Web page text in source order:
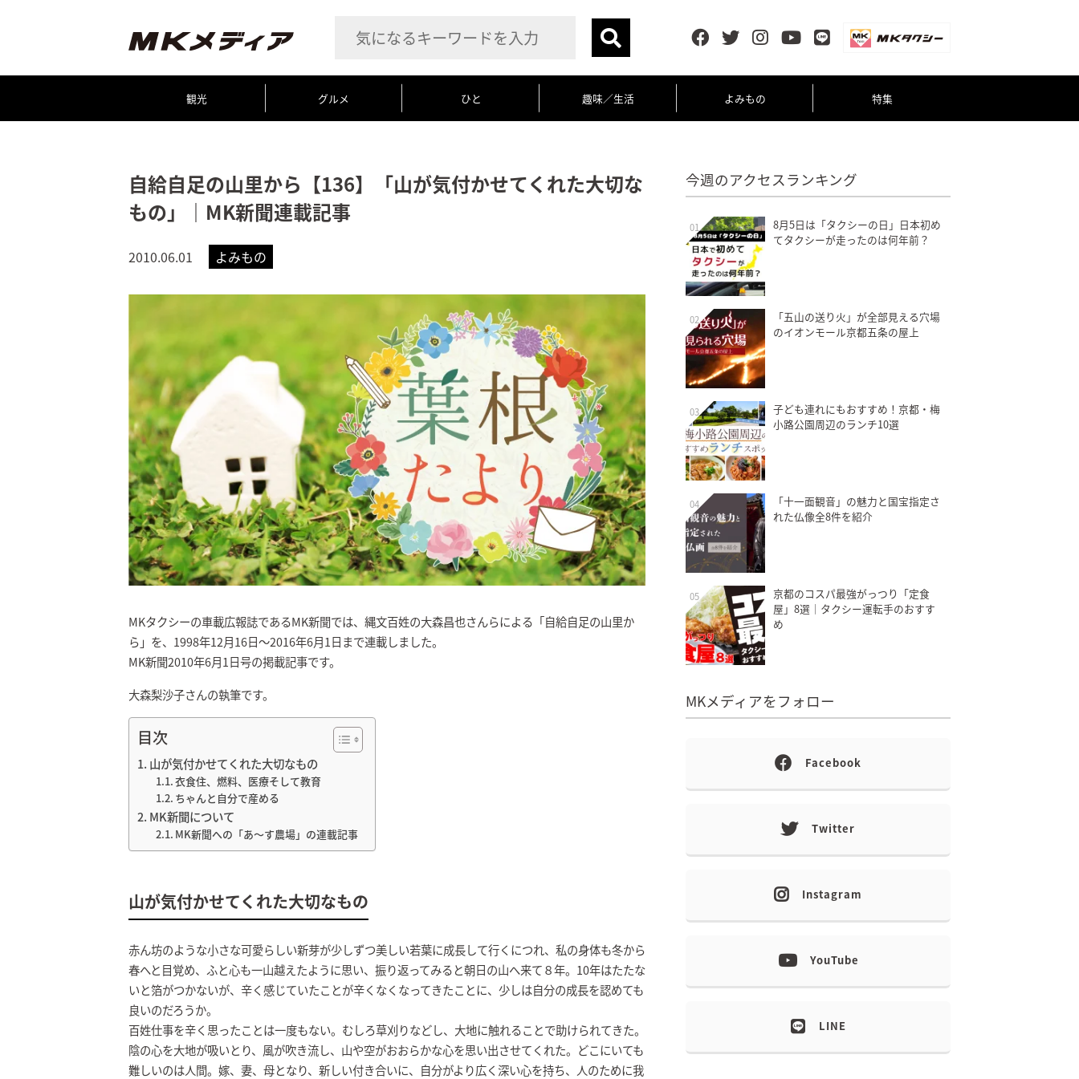
観光 グルメ ひと 趣味／生活 よみもの 特集
自給自足の山里から【136】「山が気付かせてくれた大切な
もの」｜MK新聞連載記事
2010.06.01 よみもの
MKタクシーの車載広報誌であるMK新聞では、縄文百姓の大森昌也さんらによる「自給自足の山里か
ら」を、1998年12月16日～2016年6月1日まで連載しました。
MK新聞2010年6月1日号の掲載記事です。
大森梨沙子さんの執筆です。
目次
山が気付かせてくれた大切なもの
衣食住、燃料、医療そして教育
ちゃんと自分で産める
MK新聞について
MK新聞への「あ～す農場」の連載記事
山が気付かせてくれた大切なもの
赤ん坊のような小さな可愛らしい新芽が少しずつ美しい若葉に成長して行くにつれ、私の身体も冬から
春へと目覚め、ふと心も一山越えたように思い、振り返ってみると朝日の山へ来て８年。10年はたたな
いと箔がつかないが、辛く感じていたことが辛くなくなってきたことに、少しは自分の成長を認めても
良いのだろうか。
百姓仕事を辛く思ったことは一度もない。むしろ草刈りなどし、大地に触れることで助けられてきた。
陰の心を大地が吸いとり、風が吹き流し、山や空がおおらかな心を思い出させてくれた。どこにいても
難しいのは人間。嫁、妻、母となり、新しい付き合いに、自分がより広く深い心を持ち、人のために我
今週のアクセスランキング
01
8月5日は「タクシーの日」日本初め
てタクシーが走ったのは何年前？
02
「五山の送り火」が全部見える穴場
のイオンモール京都五条の屋上
03
子ども連れにもおすすめ！京都・梅
小路公園周辺のランチ10選
04
「十一面観音」の魅力と国宝指定さ
れた仏像全8件を紹介
05
京都のコスパ最強がっつり「定食
屋」8選｜タクシー運転手のおすす
め
MKメディアをフォロー
Facebook
Twitter
Instagram
YouTube
LINE